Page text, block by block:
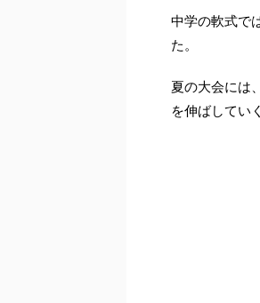
中学の軟式で
た。
夏の大会には
を伸ばしてい